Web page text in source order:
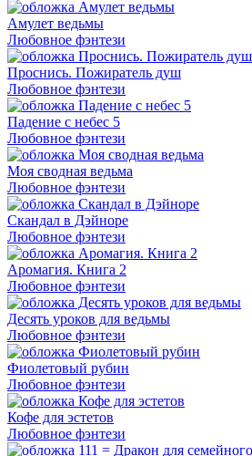
Амулет ведьмы
Любовное фэнтези
Проснись. Пожиратель душ
Любовное фэнтези
Падение с небес 5
Любовное фэнтези
Моя сводная ведьма
Любовное фэнтези
Скандал в Дэйноре
Любовное фэнтези
Аромагия. Книга 2
Любовное фэнтези
Десять уроков для ведьмы
Любовное фэнтези
Фиолетовый рубин
Любовное фэнтези
Кофе для эстетов
Любовное фэнтези